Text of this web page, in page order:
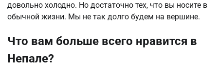
довольно холодно. Но достаточно тех, что вы носите в
обычной жизни. Мы не так долго будем на вершине.
Что вам больше всего нравится в
Непале?